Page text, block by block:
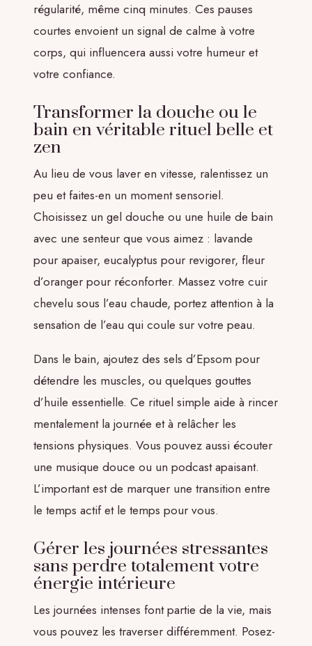
régularité, même cinq minutes. Ces pauses
courtes envoient un signal de calme à votre
corps, qui influencera aussi votre humeur et
votre confiance.
Transformer la douche ou le
bain en véritable rituel belle et
zen
Au lieu de vous laver en vitesse, ralentissez un
peu et faites-en un moment sensoriel.
Choisissez un gel douche ou une huile de bain
avec une senteur que vous aimez : lavande
pour apaiser, eucalyptus pour revigorer, fleur
d’oranger pour réconforter. Massez votre cuir
chevelu sous l’eau chaude, portez attention à la
sensation de l’eau qui coule sur votre peau.
Dans le bain, ajoutez des sels d’Epsom pour
détendre les muscles, ou quelques gouttes
d’huile essentielle. Ce rituel simple aide à rincer
mentalement la journée et à relâcher les
tensions physiques. Vous pouvez aussi écouter
une musique douce ou un podcast apaisant.
L’important est de marquer une transition entre
le temps actif et le temps pour vous.
Gérer les journées stressantes
sans perdre totalement votre
énergie intérieure
Les journées intenses font partie de la vie, mais
vous pouvez les traverser différemment. Posez-